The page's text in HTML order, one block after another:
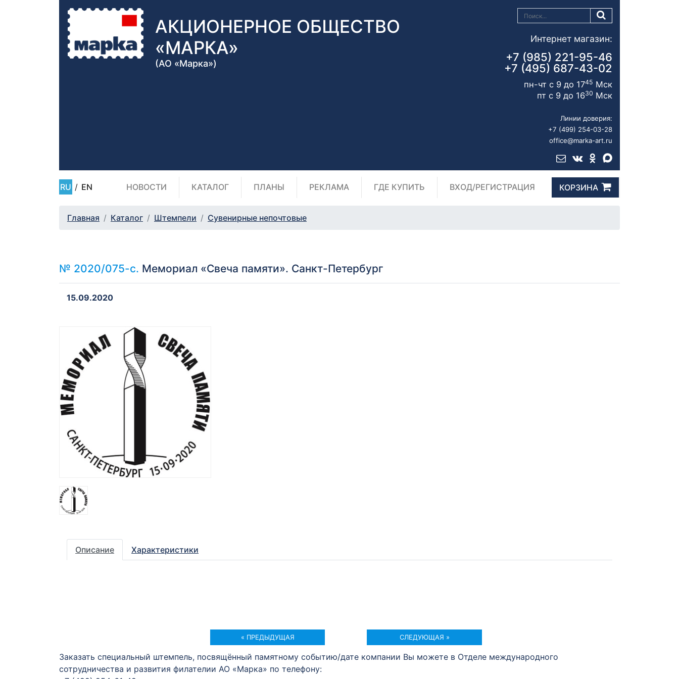
АКЦИОНЕРНОЕ ОБЩЕСТВО
«МАРКА»
(АО «Марка»)
Интернет магазин:
+7 (985) 221-95-46
+7 (495) 687-43-02
пн-чт с 9 до 1745 Мск
пт с 9 до 1630 Мск
Линии доверия:
+7 (499) 254-03-28
office@marka-art.ru
RU / EN НОВОСТИ КАТАЛОГ ПЛАНЫ РЕКЛАМА ГДЕ КУПИТЬ ВХОД/РЕГИСТРАЦИЯ КОРЗИНА
Главная Каталог Штемпели Сувенирные непочтовые
№ 2020/075-с. Мемориал «Свеча памяти». Санкт-Петербург
15.09.2020
Описание Характеристики
« ПРЕДЫДУЩАЯ СЛЕДУЮЩАЯ »
Заказать специальный штемпель, посвящённый памятному событию/дате компании Вы можете в Отделе международного
сотрудничества и развития филателии АО «Марка» по телефону: